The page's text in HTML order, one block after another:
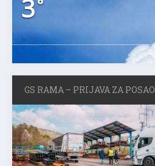
3°
GS RAMA – PRIJAVA ZA POSAO